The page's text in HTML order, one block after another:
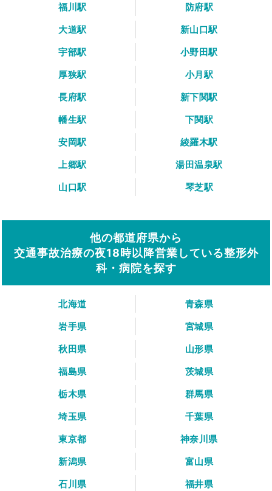
福川駅
防府駅
大道駅
新山口駅
宇部駅
小野田駅
厚狭駅
小月駅
長府駅
新下関駅
幡生駅
下関駅
安岡駅
綾羅木駅
上郷駅
湯田温泉駅
山口駅
琴芝駅
他の都道府県から
交通事故治療の夜18時以降営業している整形外
科・病院を探す
北海道
青森県
岩手県
宮城県
秋田県
山形県
福島県
茨城県
栃木県
群馬県
埼玉県
千葉県
東京都
神奈川県
新潟県
富山県
石川県
福井県